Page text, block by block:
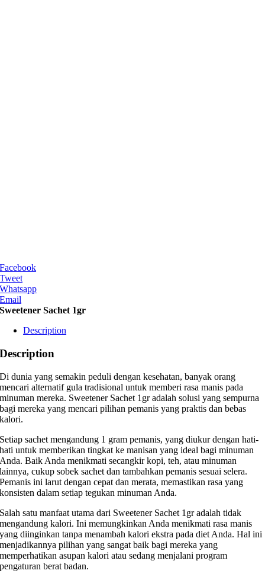
Facebook
Tweet
Whatsapp
Email
Sweetener Sachet 1gr
Description
Description
Di dunia yang semakin peduli dengan kesehatan, banyak orang
mencari alternatif gula tradisional untuk memberi rasa manis pada
minuman mereka. Sweetener Sachet 1gr adalah solusi yang sempurna
bagi mereka yang mencari pilihan pemanis yang praktis dan bebas
kalori.
Setiap sachet mengandung 1 gram pemanis, yang diukur dengan hati-
hati untuk memberikan tingkat ke manisan yang ideal bagi minuman
Anda. Baik Anda menikmati secangkir kopi, teh, atau minuman
lainnya, cukup sobek sachet dan tambahkan pemanis sesuai selera.
Pemanis ini larut dengan cepat dan merata, memastikan rasa yang
konsisten dalam setiap tegukan minuman Anda.
Salah satu manfaat utama dari Sweetener Sachet 1gr adalah tidak
mengandung kalori. Ini memungkinkan Anda menikmati rasa manis
yang diinginkan tanpa menambah kalori ekstra pada diet Anda. Hal ini
menjadikannya pilihan yang sangat baik bagi mereka yang
memperhatikan asupan kalori atau sedang menjalani program
pengaturan berat badan.